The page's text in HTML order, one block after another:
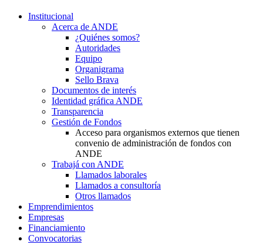
Institucional
Acerca de ANDE
¿Quiénes somos?
Autoridades
Equipo
Organigrama
Sello Brava
Documentos de interés
Identidad gráfica ANDE
Transparencia
Gestión de Fondos
Acceso para organismos externos que tienen
convenio de administración de fondos con
ANDE
Trabajá con ANDE
Llamados laborales
Llamados a consultoría
Otros llamados
Emprendimientos
Empresas
Financiamiento
Convocatorias